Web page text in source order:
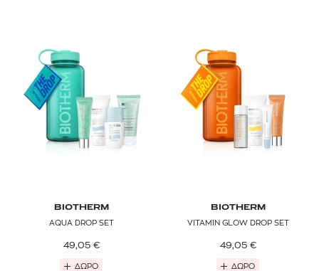
BIOTHERM
AQUA DROP SET
49,05 €
ΔΩΡΟ
BIOTHERM
VITAMIN GLOW DROP SET
49,05 €
ΔΩΡΟ